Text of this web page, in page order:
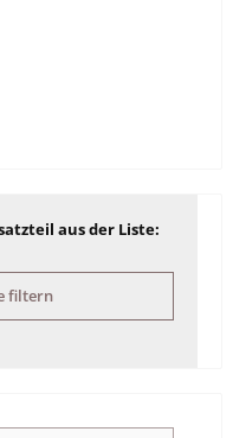
aus der Liste:
filtern